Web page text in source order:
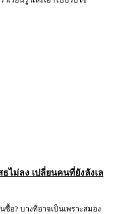
ไม่ลง เปลี่ยนคนที่ยังลังเล
อ? บางทีอาจเป็นเพราะสมอง